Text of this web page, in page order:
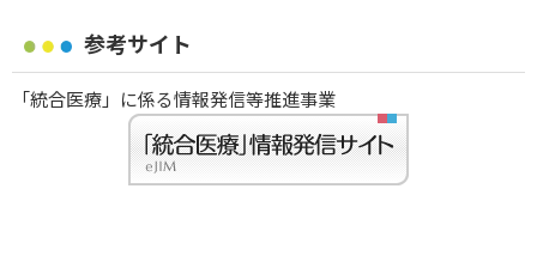
参考サイト
「統合医療」に係る情報発信等推進事業